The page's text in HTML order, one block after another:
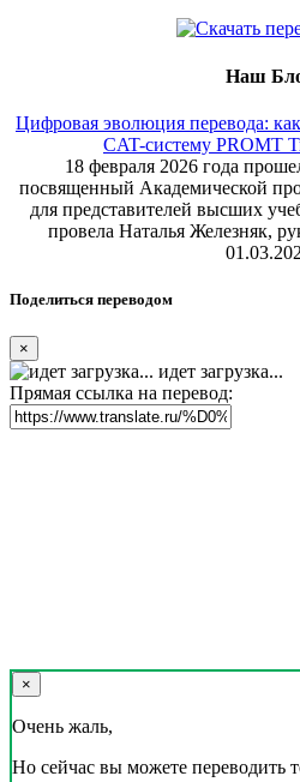
Наш
Цифровая эволюция перевода:
CAT-систему PROMT
18 февраля 2026 года
посвященный Академической
для представителей высших
провела Наталья Железняк,
Поделиться переводом
×
идет загрузка...
Прямая ссылка на перевод:
×
Очень жаль,
Но сейчас вы можете переводить